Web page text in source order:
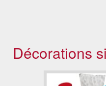
Décorations